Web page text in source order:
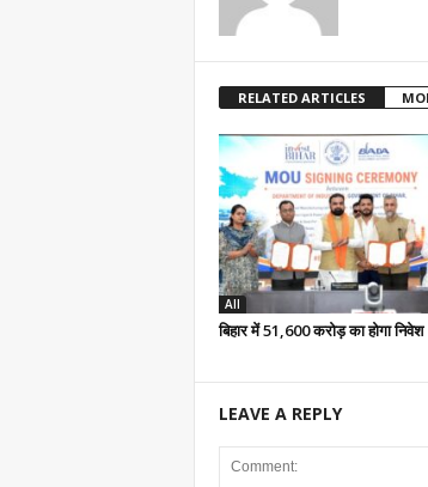
RELATED ARTICLES
All
बिहार में 51,600 करोड़ का होगा निवेश
LEAVE A REPLY